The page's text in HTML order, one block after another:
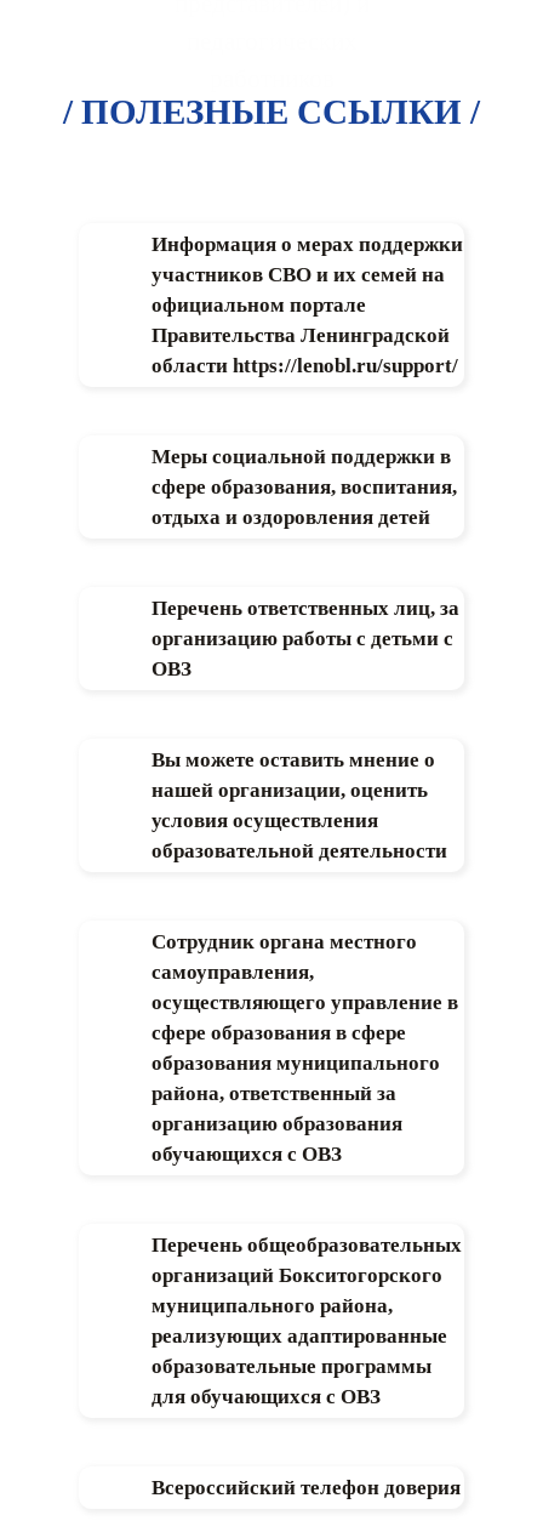
/ ПОЛЕЗНЫЕ ССЫЛКИ /
Информация о мерах поддержки
участников СВО и их семей на
официальном портале
Правительства Ленинградской
области https://lenobl.ru/support/
Меры социальной поддержки в
сфере образования, воспитания,
отдыха и оздоровления детей
Перечень ответственных лиц, за
организацию работы с детьми с
ОВЗ
Вы можете оставить мнение о
нашей организации, оценить
условия осуществления
образовательной деятельности
Сотрудник органа местного
самоуправления,
осуществляющего управление в
сфере образования в сфере
образования муниципального
района, ответственный за
организацию образования
обучающихся с ОВЗ
Перечень общеобразовательных
организаций Бокситогорского
муниципального района,
реализующих адаптированные
образовательные программы
для обучающихся с ОВЗ
Всероссийский телефон доверия